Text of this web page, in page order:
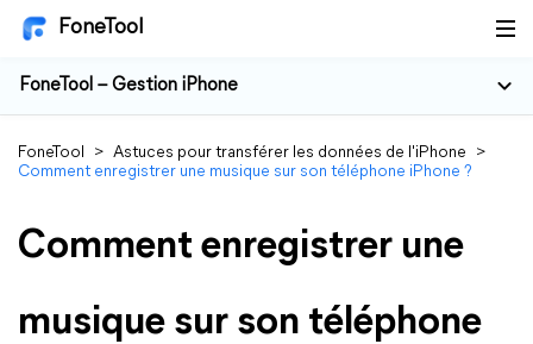
FoneTool
FoneTool – Gestion iPhone
FoneTool > Astuces pour transférer les données de l'iPhone
>
Comment enregistrer une musique sur son téléphone iPhone ?
Comment enregistrer une
musique sur son téléphone